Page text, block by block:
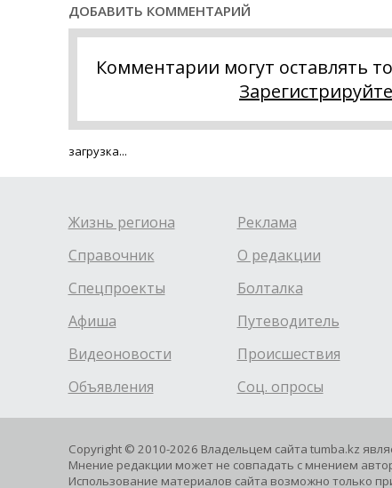
ДОБАВИТЬ КОММЕНТАРИЙ
Комментарии могут оставлять
загрузка...
Жизнь региона
Справочник
Спецпроекты
Афиша
Видеоновости
Объявления
Реклама
О редакции
Болталка
Путеводитель
Происшествия
Соц. опросы
Copyright © 2010-2026 Владельцем сайта tumba.kz
Мнение редакции может не совпадать с мнением
Использование материалов сайта возможно только